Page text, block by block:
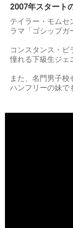
2007年スタート
テイラー・モムセ
ラマ「ゴシップガ
コンスタンス・ビ
憧れる下級生ジェ
また、名門男子校
ハンフリーの妹で